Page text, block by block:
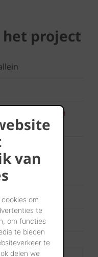
van
om
te
om functies
te bieden
te
delen we
project
44 Oud Latem